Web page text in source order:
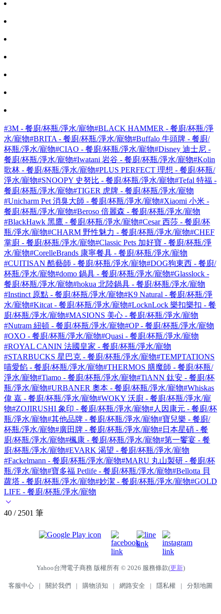
#3M - 餐廚/杯瓶/淨水/寵物#BLACK HAMMER - 餐廚/杯瓶/淨
水/寵物#BRITA - 餐廚/杯瓶/淨水/寵物#Buffalo 牛頭牌 - 餐廚/
杯瓶/淨水/寵物#CIAO - 餐廚/杯瓶/淨水/寵物#Disney 迪士尼 -
餐廚/杯瓶/淨水/寵物#Iwatani 岩谷 - 餐廚/杯瓶/淨水/寵物#Kolin
歌林 - 餐廚/杯瓶/淨水/寵物#PLUS PERFECT 理想 - 餐廚/杯瓶/
淨水/寵物#SNOOPY 史努比 - 餐廚/杯瓶/淨水/寵物#Tefal 特福 -
餐廚/杯瓶/淨水/寵物#TIGER 虎牌 - 餐廚/杯瓶/淨水/寵物
#Unicharm Pet 消臭大師 - 餐廚/杯瓶/淨水/寵物#Xiaomi 小米 -
餐廚/杯瓶/淨水/寵物#Beroso 倍麗森 - 餐廚/杯瓶/淨水/寵物
#BlackHawk 黑鷹 - 餐廚/杯瓶/淨水/寵物#Cesar 西莎 - 餐廚/杯
瓶/淨水/寵物#CHARM 野性魅力 - 餐廚/杯瓶/淨水/寵物#CHEF
掌廚 - 餐廚/杯瓶/淨水/寵物#Classic Pets 加好寶 - 餐廚/杯瓶/淨
水/寵物#CorelleBrands 康寧餐具 - 餐廚/杯瓶/淨水/寵物
#CUITISAN 酷藝師 - 餐廚/杯瓶/淨水/寵物#DOG狗東西 - 餐廚/
杯瓶/淨水/寵物#domo 鍋具 - 餐廚/杯瓶/淨水/寵物#Glasslock -
餐廚/杯瓶/淨水/寵物#hokua 北陸鍋具 - 餐廚/杯瓶/淨水/寵物
#Instinct 原點 - 餐廚/杯瓶/淨水/寵物#K9 Natural - 餐廚/杯瓶/淨
水/寵物#Kitcat - 餐廚/杯瓶/淨水/寵物#LocknLock 樂扣樂扣 - 餐
廚/杯瓶/淨水/寵物#MASIONS 美心 - 餐廚/杯瓶/淨水/寵物
#Nutram 紐頓 - 餐廚/杯瓶/淨水/寵物#OP - 餐廚/杯瓶/淨水/寵物
#OXO - 餐廚/杯瓶/淨水/寵物#Quasi - 餐廚/杯瓶/淨水/寵物
#ROYAL CANIN 法國皇家 - 餐廚/杯瓶/淨水/寵物
#STARBUCKS 星巴克 - 餐廚/杯瓶/淨水/寵物#TEMPTATIONS
喵愛餡 - 餐廚/杯瓶/淨水/寵物#THERMOS 膳魔師 - 餐廚/杯瓶/
淨水/寵物#Tiamo - 餐廚/杯瓶/淨水/寵物#TiANN 鈦安 - 餐廚/杯
瓶/淨水/寵物#URBANER 奧本 - 餐廚/杯瓶/淨水/寵物#Whiskas
偉 嘉 - 餐廚/杯瓶/淨水/寵物#WOKY 沃廚 - 餐廚/杯瓶/淨水/寵
物#ZOJIRUSHI 象印 - 餐廚/杯瓶/淨水/寵物#人因康元 - 餐廚/杯
瓶/淨水/寵物#其他品牌 - 餐廚/杯瓶/淨水/寵物#寶兒樂 - 餐廚/
杯瓶/淨水/寵物#廣田牌 - 餐廚/杯瓶/淨水/寵物#日本星硝 - 餐
廚/杯瓶/淨水/寵物#楓康 - 餐廚/杯瓶/淨水/寵物#第一饗宴 - 餐
廚/杯瓶/淨水/寵物#EVARK 渴望 - 餐廚/杯瓶/淨水/寵物
#Fackelmann - 餐廚/杯瓶/淨水/寵物#MARU 丸山製研 - 餐廚/杯
瓶/淨水/寵物#寶多福 Petlife - 餐廚/杯瓶/淨水/寵物#Bellotta 貝
蘿塔 - 餐廚/杯瓶/淨水/寵物#妙潔 - 餐廚/杯瓶/淨水/寵物#GOLD
LIFE - 餐廚/杯瓶/淨水/寵物
40 / 2501 筆
Yahoo台灣電子商務 版權所有 © 2026 服務條款(更新)
客服中心 | 關於我們 | 購物須知 | 網路安全 | 隱私權 | 分類地圖